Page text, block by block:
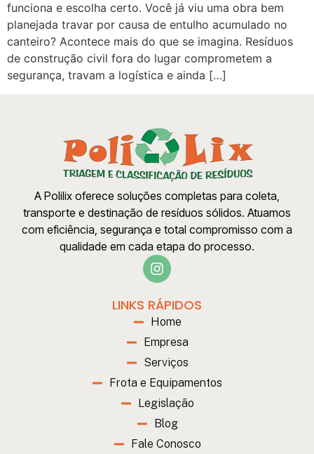
funciona e escolha certo. Você já viu uma obra bem
planejada travar por causa de entulho acumulado no
canteiro? Acontece mais do que se imagina. Resíduos
de construção civil fora do lugar comprometem a
segurança, travam a logística e ainda […]
A Polilix oferece soluções completas para coleta,
transporte e destinação de resíduos sólidos. Atuamos
com eficiência, segurança e total compromisso com a
qualidade em cada etapa do processo.
LINKS RÁPIDOS
Home
Empresa
Serviços
Frota e Equipamentos
Legislação
Blog
Fale Conosco